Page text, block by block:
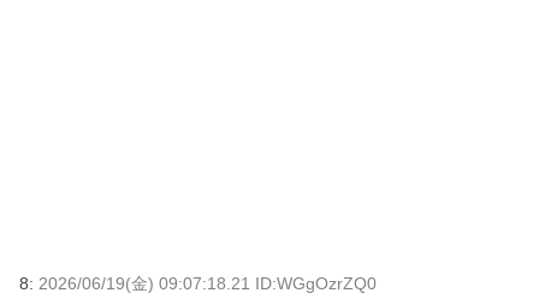
8: 2026/06/19(金) 09:07:18.21 ID:WGgOzrZQ0